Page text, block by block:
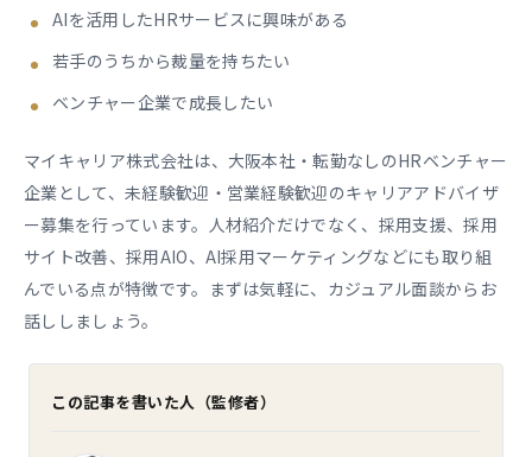
AIを活用したHRサービスに興味がある
若手のうちから裁量を持ちたい
ベンチャー企業で成長したい
マイキャリア株式会社は、大阪本社・転勤なしのHRベンチャー
企業として、未経験歓迎・営業経験歓迎のキャリアアドバイザ
ー募集を行っています。人材紹介だけでなく、採用支援、採用
サイト改善、採用AIO、AI採用マーケティングなどにも取り組
んでいる点が特徴です。まずは気軽に、カジュアル面談からお
話ししましょう。
この記事を書いた人（監修者）